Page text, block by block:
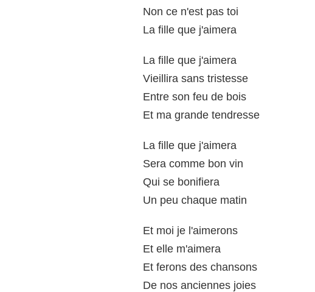
Non ce n'est pas toi
La fille que j'aimera
La fille que j'aimera
Vieillira sans tristesse
Entre son feu de bois
Et ma grande tendresse
La fille que j'aimera
Sera comme bon vin
Qui se bonifiera
Un peu chaque matin
Et moi je l'aimerons
Et elle m'aimera
Et ferons des chansons
De nos anciennes joies